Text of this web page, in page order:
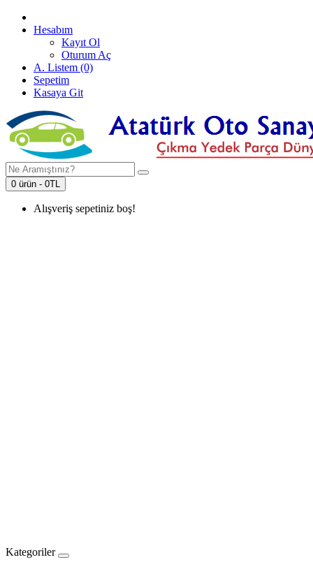
Hesabım
Kayıt Ol
Oturum Aç
A. Listem (0)
Sepetim
Kasaya Git
0 ürün - 0TL
Alışveriş sepetiniz boş!
Kategoriler